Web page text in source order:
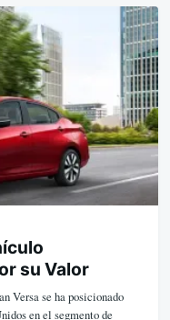
su Valor
Versa se ha posicionado
en el segmento de